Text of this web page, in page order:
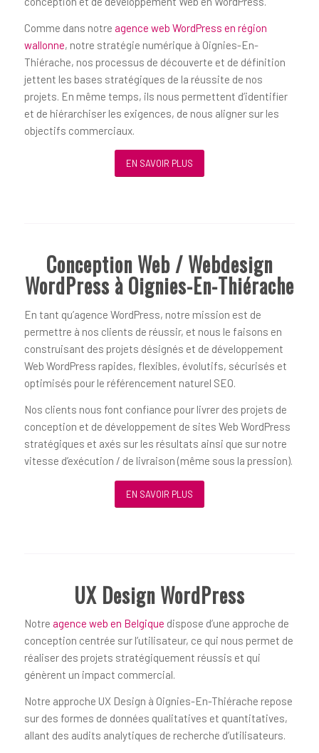
Comme dans notre agence web WordPress en région
wallonne, notre stratégie numérique à Oignies-En-
Thiérache, nos processus de découverte et de définition
jettent les bases stratégiques de la réussite de nos
projets. En même temps, ils nous permettent d’identifier
et de hiérarchiser les exigences, de nous aligner sur les
objectifs commerciaux.
EN SAVOIR PLUS
Conception Web / Webdesign
WordPress à Oignies-En-Thiérache
En tant qu’agence WordPress, notre mission est de
permettre à nos clients de réussir, et nous le faisons en
construisant des projets désignés et de développement
Web WordPress rapides, flexibles, évolutifs, sécurisés et
optimisés pour le référencement naturel SEO.
Nos clients nous font confiance pour livrer des projets de
conception et de développement de sites Web WordPress
stratégiques et axés sur les résultats ainsi que sur notre
vitesse d’exécution / de livraison (même sous la pression).
EN SAVOIR PLUS
UX Design WordPress
Notre agence web en Belgique dispose d’une approche de
conception centrée sur l’utilisateur, ce qui nous permet de
réaliser des projets stratégiquement réussis et qui
génèrent un impact commercial.
Notre approche UX Design à Oignies-En-Thiérache repose
sur des formes de données qualitatives et quantitatives,
allant des audits analytiques de recherche d’utilisateurs.